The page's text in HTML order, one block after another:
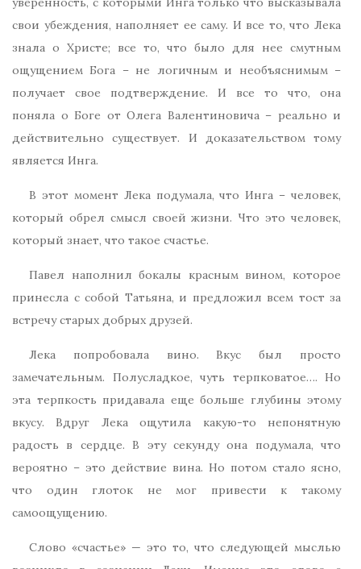
свои убеждения, наполняет ее саму. И все то, что Лека
знала о Христе; все то, что было для нее смутным
ощущением Бога – не логичным и необъяснимым –
получает свое подтверждение. И все то что, она
поняла о Боге от Олега Валентиновича – реально и
действительно существует. И доказательством тому
является Инга.
В этот момент Лека подумала, что Инга – человек,
который обрел смысл своей жизни. Что это человек,
который знает, что такое счастье.
Павел наполнил бокалы красным вином, которое
принесла с собой Татьяна, и предложил всем тост за
встречу старых добрых друзей.
Лека попробовала вино. Вкус был просто
замечательным. Полусладкое, чуть терпковатое…. Но
эта терпкость придавала еще больше глубины этому
вкусу. Вдруг Лека ощутила какую-то непонятную
радость в сердце. В эту секунду она подумала, что
вероятно – это действие вина. Но потом стало ясно,
что один глоток не мог привести к такому
самоощущению.
Слово «счастье» — это то, что следующей мыслью